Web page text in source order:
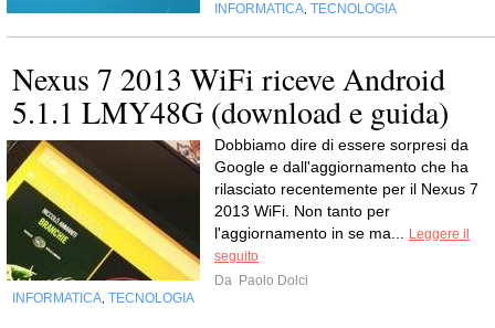
INFORMATICA TECNOLOGIA
Nexus 7 2013 WiFi riceve Android
5.1.1 LMY48G (download e guida)
Dobbiamo dire di essere sorpresi da
Google e dall'aggiornamento che ha
rilasciato recentemente per il Nexus 7
2013 WiFi. Non tanto per
l'aggiornamento in se ma...
Leggere il
seguito
Da Paolo Dolci
INFORMATICA TECNOLOGIA